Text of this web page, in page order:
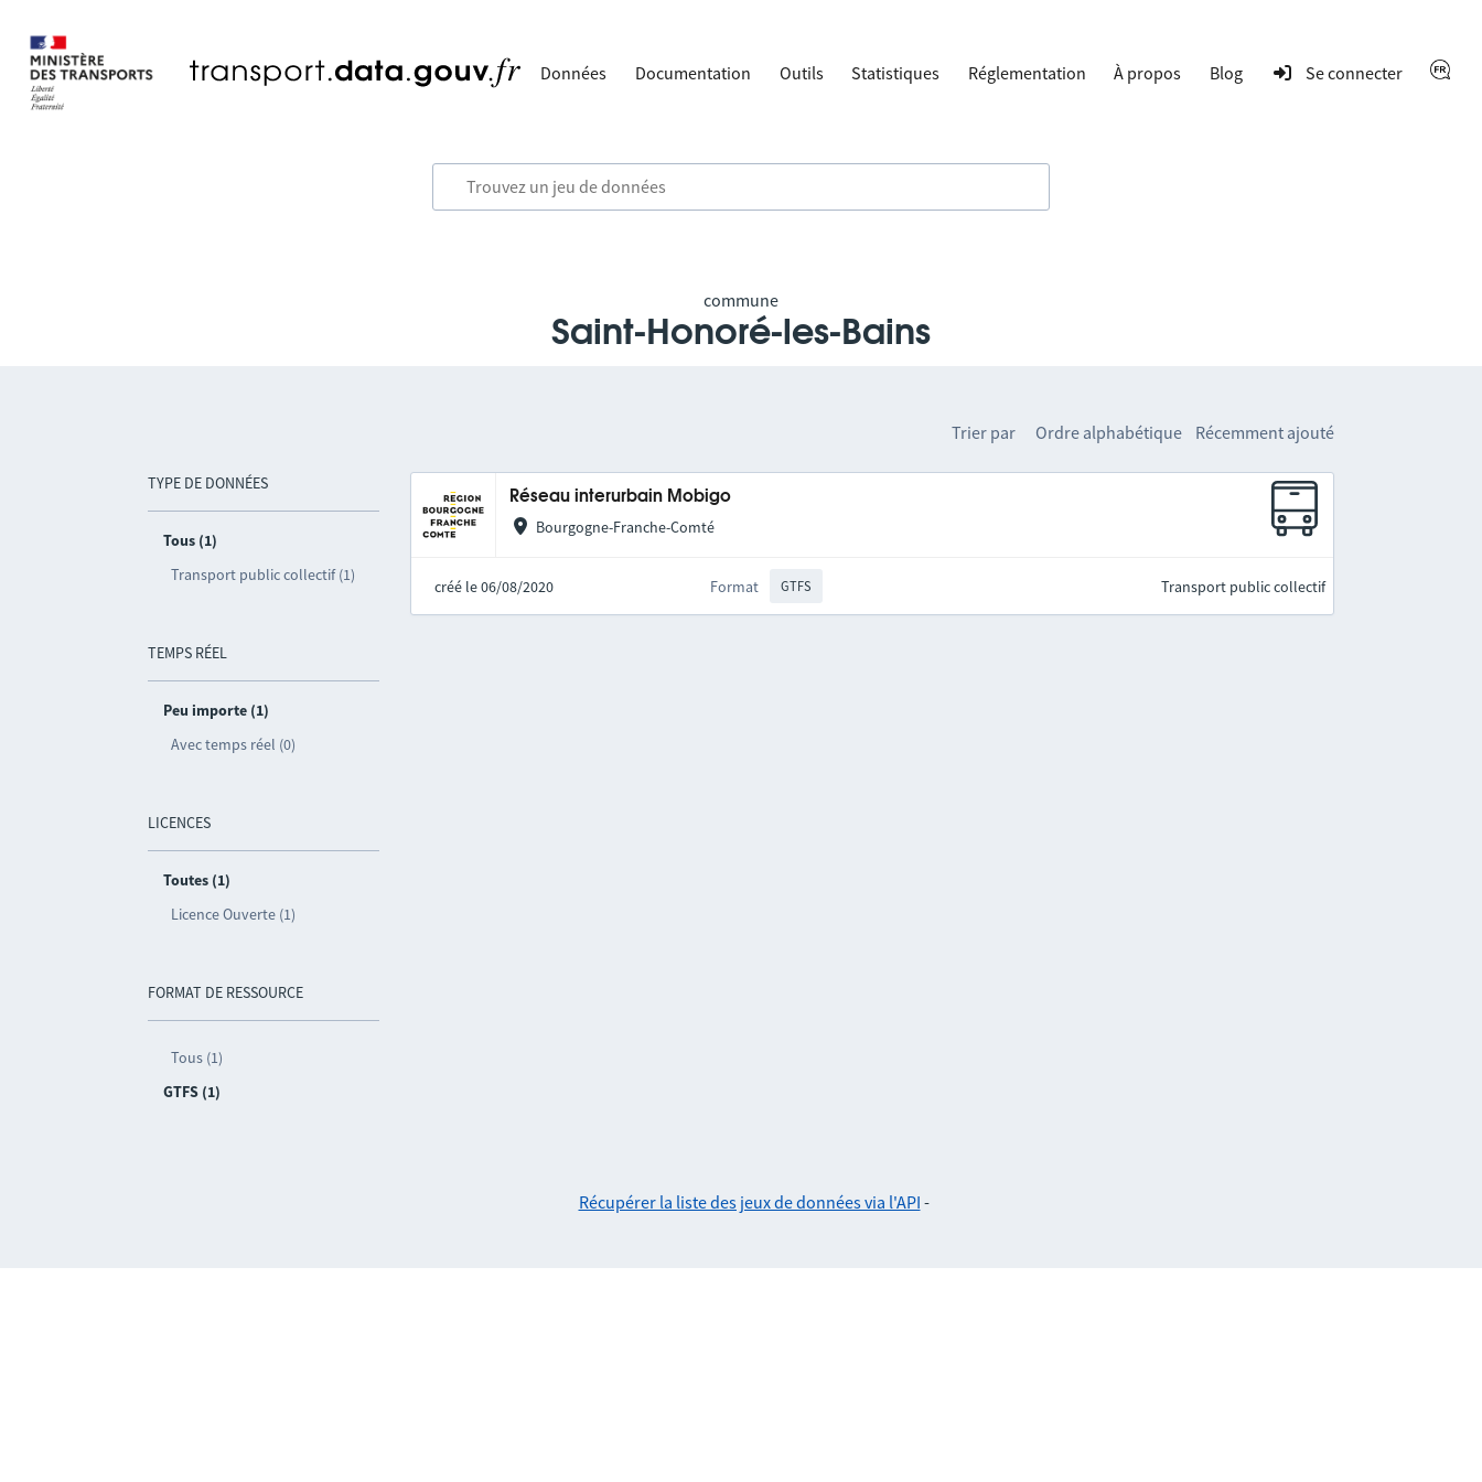
Données Documentation Outils Statistiques Réglementation À propos Blog Se connecter
commune
Saint-Honoré-les-Bains
TYPE DE DONNÉES
Tous (1)
Transport public collectif (1)
TEMPS RÉEL
Peu importe (1)
Avec temps réel (0)
LICENCES
Toutes (1)
Licence Ouverte (1)
FORMAT DE RESSOURCE
Tous (1)
GTFS (1)
Trier par Ordre alphabétique Récemment ajouté
Réseau interurbain Mobigo
Bourgogne-Franche-Comté
créé le 06/08/2020 Format GTFS Transport public collectif
Récupérer la liste des jeux de données via l'API -